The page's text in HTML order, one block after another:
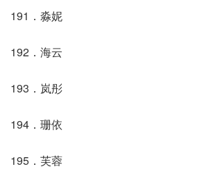
191．淼妮
192．海云
193．岚彤
194．珊依
195．芙蓉